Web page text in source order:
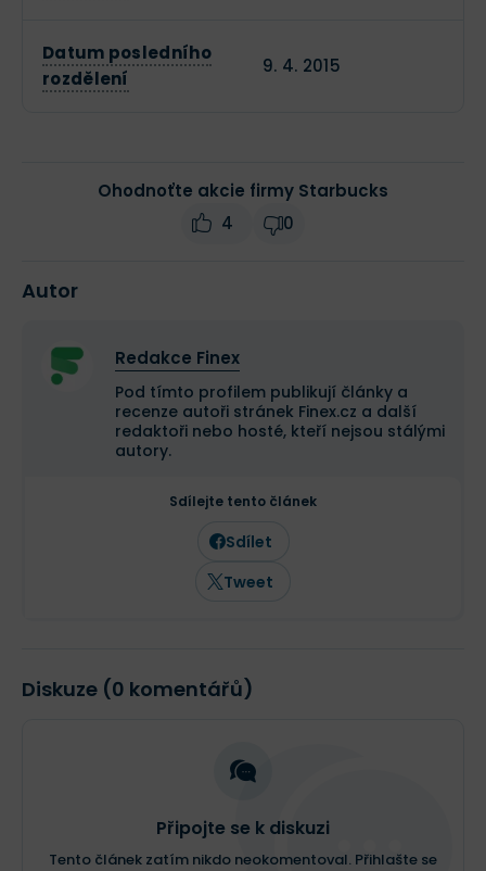
Datum posledního
rozdělení
9. 4. 2015
Ohodnoťte akcie firmy Starbucks
4
0
Autor
Redakce Finex
Pod tímto profilem publikují články a
recenze autoři stránek Finex.cz a další
redaktoři nebo hosté, kteří nejsou stálými
autory.
Sdílejte tento článek
Sdílet
Tweet
Diskuze (0 komentářů)
Připojte se k diskuzi
Tento článek zatím nikdo neokomentoval. Přihlašte se